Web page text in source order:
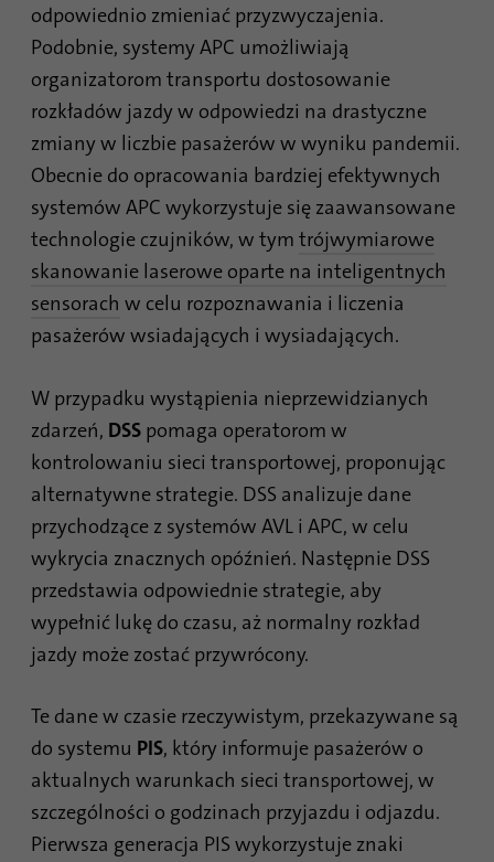
odpowiednio zmieniać przyzwyczajenia.
Podobnie, systemy APC umożliwiają
organizatorom transportu dostosowanie
rozkładów jazdy w odpowiedzi na drastyczne
zmiany w liczbie pasażerów w wyniku pandemii.
Obecnie do opracowania bardziej efektywnych
systemów APC wykorzystuje się zaawansowane
technologie czujników, w tym trójwymiarowe
skanowanie laserowe oparte na inteligentnych
sensorach w celu rozpoznawania i liczenia
pasażerów wsiadających i wysiadających.
W przypadku wystąpienia nieprzewidzianych
zdarzeń, DSSpomaga operatorom w
kontrolowaniu sieci transportowej, proponując
alternatywne strategie. DSS analizuje dane
przychodzące z systemów AVL i APC, w celu
wykrycia znacznych opóźnień. Następnie DSS
przedstawia odpowiednie strategie, aby
wypełnić lukę do czasu, aż normalny rozkład
jazdy może zostać przywrócony.
Te dane w czasie rzeczywistym, przekazywane są
do systemu PIS, który informuje pasażerów o
aktualnych warunkach sieci transportowej, w
szczególności o godzinach przyjazdu i odjazdu.
Pierwsza generacja PIS wykorzystuje znaki